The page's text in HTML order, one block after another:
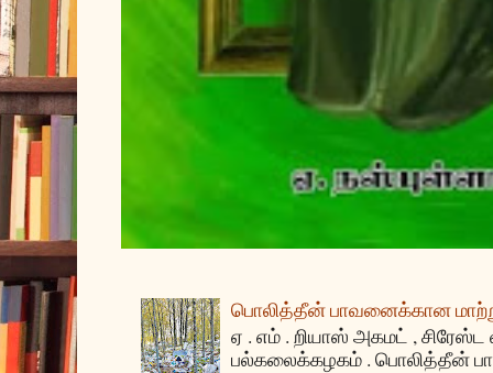
பொலித்தீன் பாவனைக்கான
ஏ . எம் . றியாஸ் அகமட் , சிரேஸ்ட
பல்கலைக்கழகம் . பொலித்தீன்